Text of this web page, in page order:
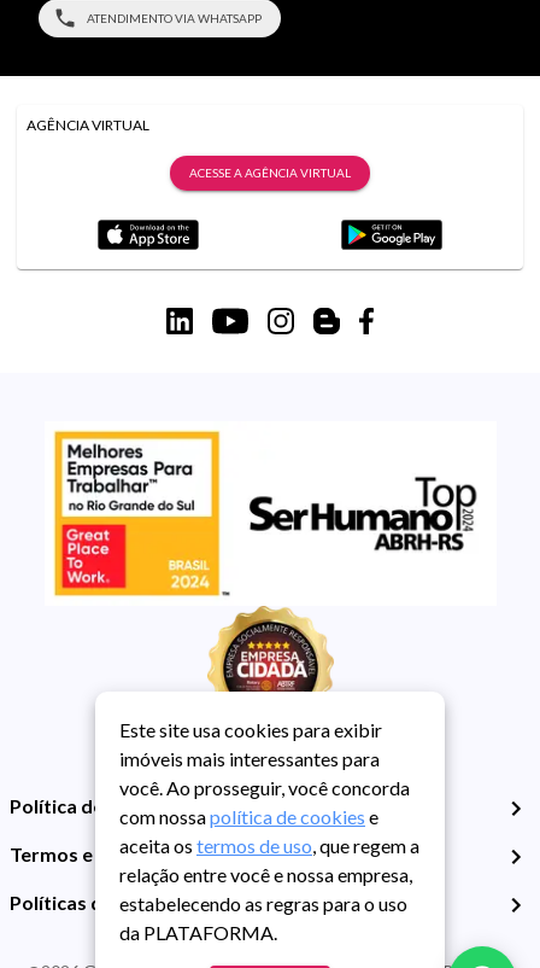
ATENDIMENTO VIA WHATSAPP
AGÊNCIA VIRTUAL
ACESSE A AGÊNCIA VIRTUAL
Política de Privacidade
Termos e Condições de Uso
Políticas de Cookies
Este site usa cookies para exibir
imóveis mais interessantes para
você. Ao prosseguir, você concorda
com nossapolítica de cookies e
aceita os termos de uso, que regem a
relação entre você e nossa empresa,
estabelecendo as regras para o uso
da PLATAFORMA.